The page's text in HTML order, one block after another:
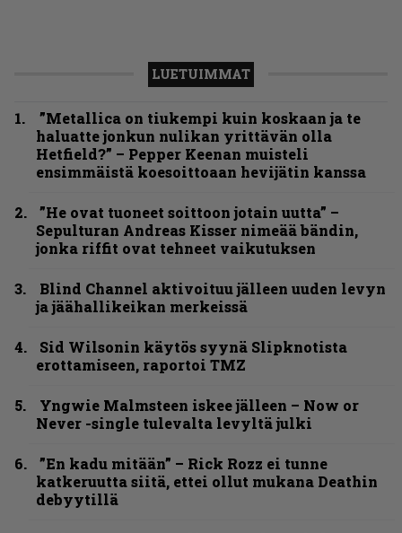
LUETUIMMAT
”Metallica on tiukempi kuin koskaan ja te
haluatte jonkun nulikan yrittävän olla
Hetfield?” – Pepper Keenan muisteli
ensimmäistä koesoittoaan hevijätin kanssa
”He ovat tuoneet soittoon jotain uutta” –
Sepulturan Andreas Kisser nimeää bändin,
jonka riffit ovat tehneet vaikutuksen
Blind Channel aktivoituu jälleen uuden levyn
ja jäähallikeikan merkeissä
Sid Wilsonin käytös syynä Slipknotista
erottamiseen, raportoi TMZ
Yngwie Malmsteen iskee jälleen – Now or
Never -single tulevalta levyltä julki
”En kadu mitään” – Rick Rozz ei tunne
katkeruutta siitä, ettei ollut mukana Deathin
debyytillä